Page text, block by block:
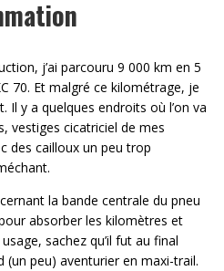
j’ai parcouru 9 000 km en 5
70. Et malgré ce kilométrage, je
y a quelques endroits où l’on va
vestiges cicatriciel de mes
des cailloux un peu trop
la bande centrale du pneu
absorber les kilomètres et
sachez qu’il fut au final
peu) aventurier en maxi-trail.